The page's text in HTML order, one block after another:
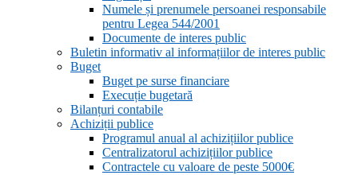
Numele și prenumele persoanei responsabile
pentru Legea 544/2001
Documente de interes public
Buletin informativ al informațiilor de interes public
Buget
Buget pe surse financiare
Execuție bugetară
Bilanțuri contabile
Achiziții publice
Programul anual al achizițiilor publice
Centralizatorul achizițiilor publice
Contractele cu valoare de peste 5000€